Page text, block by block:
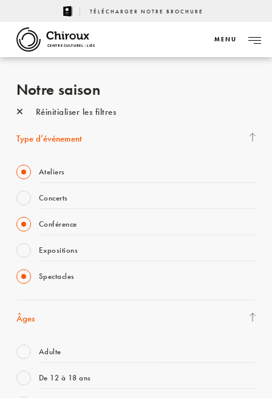
TÉLÉCHARGER NOTRE BROCHURE
CENTRE CULTUREL - LIÈGE
MENU
Notre saison
Réinitialiser les filtres
Type d’événement
Ateliers
Concerts
Conférence
Expositions
Spectacles
Âges
Adulte
De 12 à 18 ans